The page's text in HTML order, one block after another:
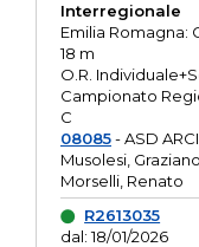
Interregionale
Emilia Romagna:
18 m
O.R.
Campionato
C
08085- ASD
Musolesi, Graziano
Morselli, Renato
R2613035
dal: 18/01/2026